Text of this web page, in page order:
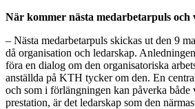
När kommer nästa medarbetarpuls och
– Nästa medarbetarpuls skickas ut den 9
då organisation och ledarskap.
föra en dialog om den organisatoriska
anställda på KTH tycker om den. En
och som i förlängningen kan påverka både
prestation, är det ledarskap som den